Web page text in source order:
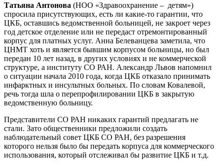
Татьяна Антонова (НОО «Здравоохранение – детям»)
спросила присутствующих, есть ли какие-то гарантии, что
ЦКБ, оставшись ведомственной больницей, не закроет через
год детское отделение или не передаст отремонтированный
корпус для платных услуг. Анна Белеванцева заметила, что
ЦНМТ хоть и является бывшим корпусом больницы, но был
передан 10 лет назад, в других условиях и не коммерческой
структуре, а институту СО РАН. Александр Львов напомнил
о ситуации начала 2010 года, когда ЦКБ отказало принимать
инфарктных и инсультных больных. По словам Ковалевой,
речь тогда шла о перепрофилировании ЦКБ в закрытую
ведомственную больницу.
Представители СО РАН никаких гарантий предлагать не
стали. Зато общественники предложили создать
наблюдательный совет ЦКБ СО РАН, без разрешения
которого нельзя было бы передать корпуса для коммерческого
использования, который отслеживал бы развитие ЦКБ и т.д.